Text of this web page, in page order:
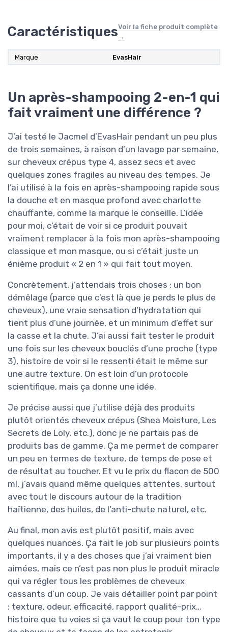
CaractéristiquesVoir la fiche produit complète
→
Marque ‎EvasHair
Un après-shampooing 2-en-1 qui
fait vraiment une différence ?
J’ai testé le Jacmel d’EvasHair pendant un peu plus
de trois semaines, à raison d’un lavage par semaine,
sur cheveux crépus type 4, assez secs et avec
quelques zones fragiles au niveau des tempes. Je
l’ai utilisé à la fois en après-shampooing rapide sous
la douche et en masque profond avec charlotte
chauffante, comme la marque le conseille. L’idée
pour moi, c’était de voir si ce produit pouvait
vraiment remplacer à la fois mon après-shampooing
classique et mon masque, ou si c’était juste un
énième produit « 2 en 1 » qui fait tout moyen.
Concrètement, j’attendais trois choses : un bon
démêlage (parce que c’est là que je perds le plus de
cheveux), une vraie sensation d’hydratation qui
tient plus d’une journée, et un minimum d’effet sur
la casse et la chute. J’ai aussi fait tester le produit
une fois sur les cheveux bouclés d’une proche (type
3), histoire de voir si le ressenti était le même sur
une autre texture. On est loin d’un protocole
scientifique, mais ça donne une idée.
Je précise aussi que j’utilise déjà des produits
plutôt orientés cheveux crépus (Shea Moisture, Les
Secrets de Loly, etc.), donc je ne partais pas de
produits bas de gamme. Ça me permet de comparer
un peu en termes de texture, de temps de pose et
de résultat au toucher. Et vu le prix du flacon de 500
ml, j’avais quand même quelques attentes, surtout
avec tout le discours autour de la tradition
haïtienne, des huiles, de l’anti-chute naturel, etc.
Au final, mon avis est plutôt positif, mais avec
quelques nuances. Ça fait le job sur plusieurs points
importants, il y a des choses que j’ai vraiment bien
aimées, mais ce n’est pas non plus le produit miracle
qui va régler tous les problèmes de cheveux
cassants d’un coup. Je vais détailler point par point
: texture, odeur, efficacité, rapport qualité-prix…
histoire que tu voies si ça vaut le coup pour ton type